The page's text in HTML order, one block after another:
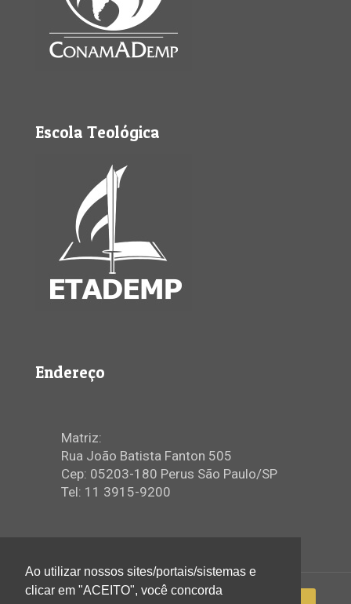
Escola Teológica
Endereço
Matriz:
Rua João Batista Fanton 505
Cep: 05203-180 Perus São Paulo/SP
Tel: 11 3915-9200
Ao utilizar nossos sites/portais/sistemas e
clicar em "ACEITO", você concorda